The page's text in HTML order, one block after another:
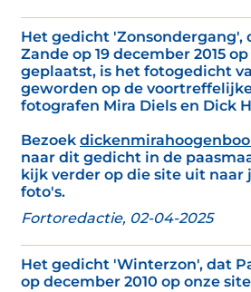
Het gedicht 'Zonsondergang',
Zande op 19 december 2015
geplaatst, is het fotogedicht
geworden op de
fotografen Mira Diels en Dick
Bezoek
naar dit gedicht in de
kijk verder op die site uit naar
foto's.
Fortoredactie, 02-04-2025
Het gedicht 'Winterzon', dat
op december 2010 op onze